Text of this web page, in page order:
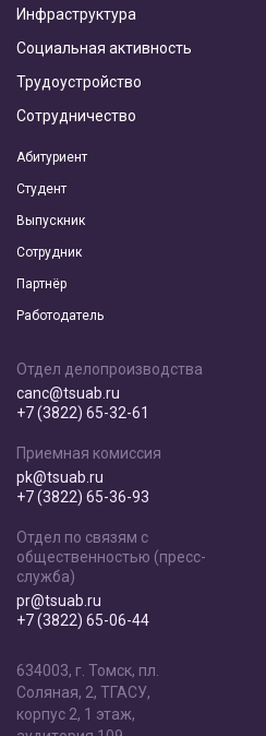
Инфраструктура
Социальная активность
Трудоустройство
Сотрудничество
Абитуриент
Студент
Выпускник
Сотрудник
Партнёр
Работодатель
Отдел делопроизводства
canc@tsuab.ru
+7 (3822) 65-32-61
Приемная комиссия
pk@tsuab.ru
+7 (3822) 65-36-93
Отдел по связям с
общественностью (пресс-
служба)
pr@tsuab.ru
+7 (3822) 65-06-44
634003, г. Томск, пл.
Соляная, 2, ТГАСУ,
корпус 2, 1 этаж,